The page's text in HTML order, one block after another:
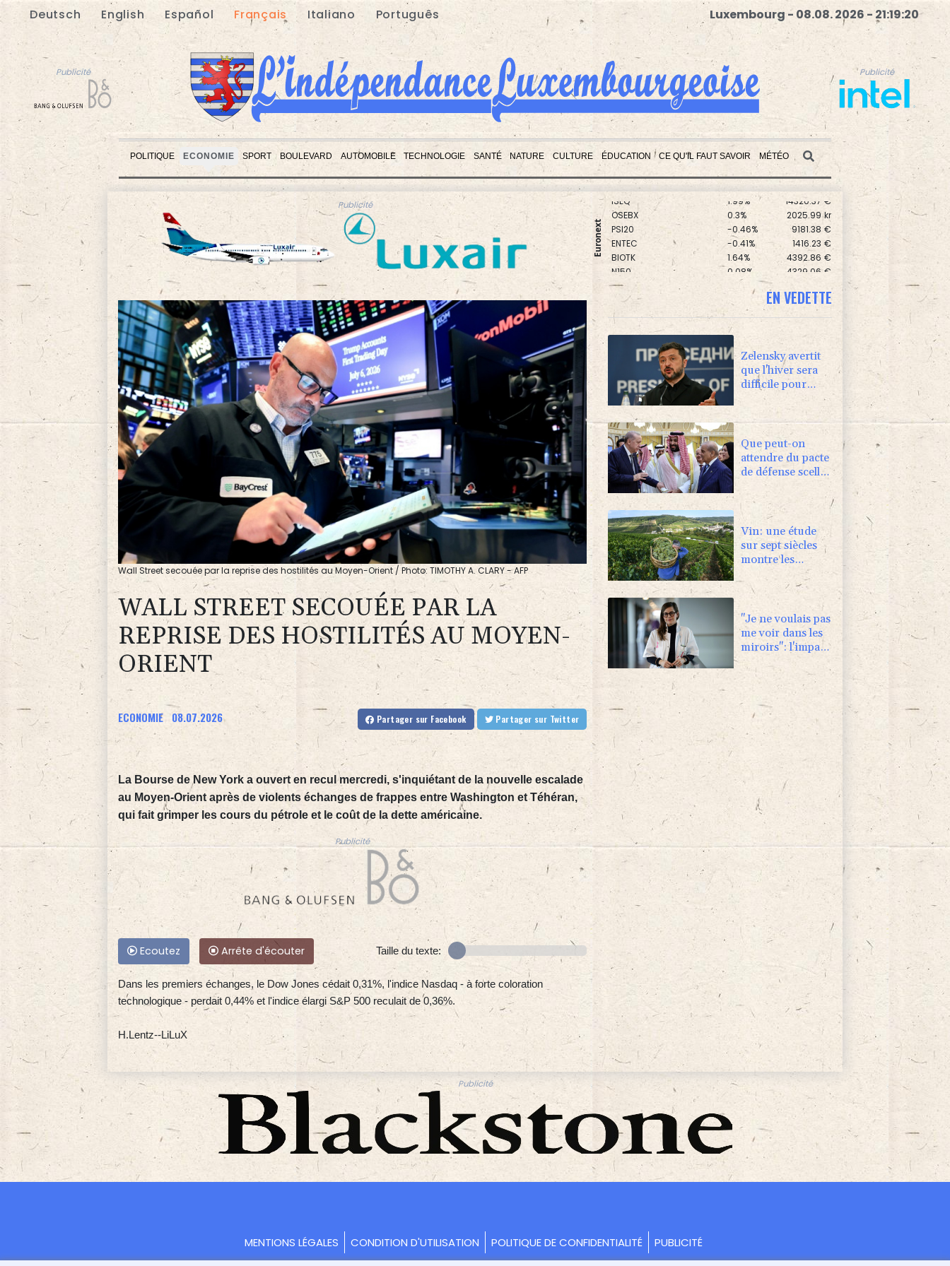
Deutsch English Español Français Italiano Português Luxembourg - 08.08. 2026 - 21:19:21
Publicité Publicité
POLITIQUE ECONOMIE SPORT BOULEVARD AUTOMOBILE TECHNOLOGIE SANTÉ NATURE CULTURE ÉDUCATION CE QU'IL FAUT SAVOIR MÉTÉO
Publicité
Publicité
Euronext
BEL20 0.3% 5777.71
PX1
0.17% 8714.93 €
ISEQ
1.99% 14320.37
€
OSEBX
0.3% 2025.99 kr
PSI20
-0.46% 9181.38 €
ENTEC
-0.41% 1416.23 €
BIOTK
1.64% 4392.86 €
N150
0.08% 4329.06 €
AEX
-0.09% 1111.47 €
Wall Street secouée par la reprise des hostilités au Moyen-Orient / Photo: TIMOTHY A. CLARY - AFP
WALL STREET SECOUÉE PAR LA
REPRISE DES HOSTILITÉS AU MOYEN-
ORIENT
ECONOMIE 08.07.2026 Partager sur Facebook Partager sur Twitter
La Bourse de New York a ouvert en recul mercredi, s'inquiétant de la nouvelle escalade
au Moyen-Orient après de violents échanges de frappes entre Washington et Téhéran,
qui fait grimper les cours du pétrole et le coût de la dette américaine.
Publicité
Ecoutez Arrête d'écouter Taille du texte:
Dans les premiers échanges, le Dow Jones cédait 0,31%, l'indice Nasdaq - à forte coloration
technologique - perdait 0,44% et l'indice élargi S&P 500 reculait de 0,36%.
H.Lentz--LiLuX
EN VEDETTE
Zelensky avertit
que l'hiver sera
difficile pour
l'Ukraine, 4
morts dans des
frappes dans la
région de Kiev
Que peut-on
attendre du pacte
de défense scellé
par Ryad, Ankara
et Islamabad?
Vin: une étude
sur sept siècles
montre les
ravages du
dérèglement
climatique
"Je ne voulais pas
me voir dans les
miroirs": l'impact
psychologique de
la reconstruction
mammaire
Publicité
MENTIONS LÉGALES CONDITION D'UTILISATION POLITIQUE DE CONFIDENTIALITÉ PUBLICITÉ